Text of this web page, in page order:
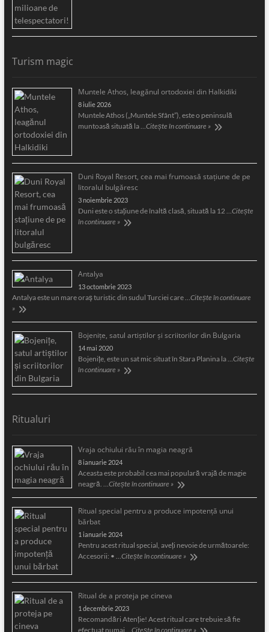
Turism magic
Muntele Athos, leagănul ortodoxiei din Halkidiki
8 iulie 2026
Muntele Athos („Muntele Sfânt”), este o peninsulă
muntoasă situată la … Citește în continuare »
Duni Royal Resort, cea mai frumoasă staţiune de pe
litoralul bulgăresc
3 noiembrie 2023
Duni este o staţiune de înaltă clasă, situată la 12 … Citește
în continuare »
Antalya
13 octombrie 2023
Antalya este un mare oraş turistic din sudul Turciei care … Citește în continuare
»
Bojeniţe, satul artiştilor şi scriitorilor din Bulgaria
14 mai 2020
Bojeniţe, este un sat mic situat în Stara Planina la … Citește
în continuare »
Ritualuri
Vraja ochiului rău în magia neagră
8 ianuarie 2024
Aceasta este probabil cea mai populară vrajă de magie
neagră. … Citește în continuare »
Ritual special pentru a produce impotență unui
bărbat
1 ianuarie 2024
Pentru acest ritual special, aveți nevoie de următoarele:
Accesorii: • … Citește în continuare »
Ritual de a proteja pe cineva
1 decembrie 2023
Recomandări Atenție! Acest ritual care trebuie să fie
efectuat numai … Citește în continuare »